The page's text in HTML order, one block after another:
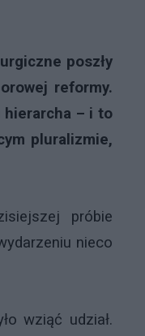
poszły
reformy.
hierarcha – i to
pluralizmie,
próbie
nieco
wziąć udział.